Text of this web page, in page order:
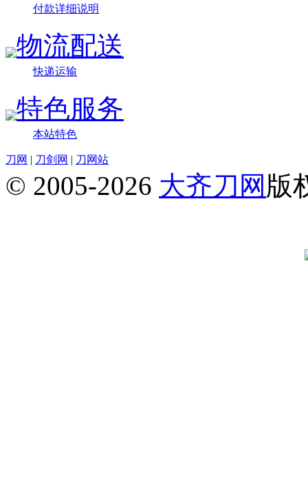
付款详细说明
物流配送
快递运输
特色服务
本站特色
刀网 | 刀剑网 | 刀网站
© 2005-2026 大齐刀网 版